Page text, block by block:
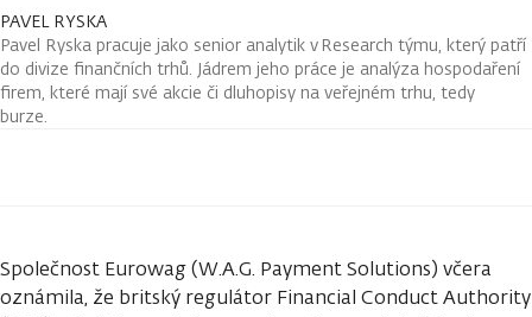
PAVEL RYSKA
Pavel Ryska pracuje jako senior analytik v Research týmu, který patří
do divize finančních trhů. Jádrem jeho práce je analýza hospodaření
firem, které mají své akcie či dluhopisy na veřejném trhu, tedy
burze.
Společnost Eurowag (W.A.G. Payment Solutions) včera
oznámila, že britský regulátor Financial Conduct Authority